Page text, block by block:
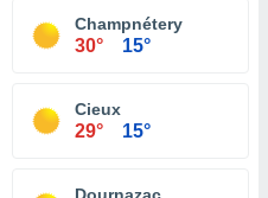
Champnétery
30° 15°
Cieux
29° 15°